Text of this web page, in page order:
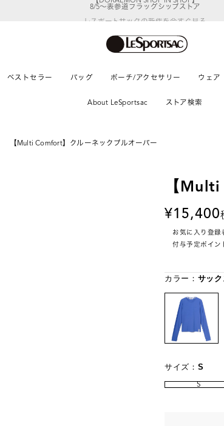
ベストセラー バッグ ポーチ/アクセサリー ウェア
About LeSportsac ストア検索
【Multi Comfort】クルーネックプルオーバー
【
15,400
お気に入り登録
付与予定ポイン
カラー： サック
サイズ： S
S